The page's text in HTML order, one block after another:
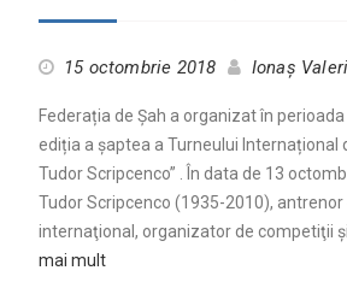
15 octombrie 2018 Ionaș
Federația de Șah a organizat în
ediția a șaptea a Turneului Internațional
Tudor Scripcenco” . În data de 13
Tudor Scripcenco (1935-2010),
internaţional, organizator de competiţii
mai mult